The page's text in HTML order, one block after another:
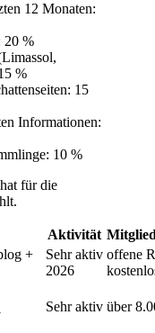
12 Monaten:
20 %
%
15
Informationen:
10 %
für die
Aktivität
+
Sehr aktiv
2026
offene
Sehr aktiv über